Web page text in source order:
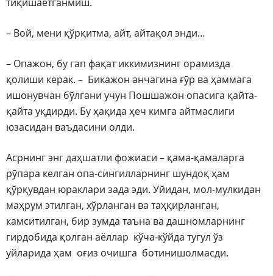
– Вой, мени қўрқитма, айт, айтақол энди…
– Опажон, бу гап фақат иккимизнинг орамизда
қолиши керак. – Бикажон анчагина ғўр ва ҳаммага
ишонувчан бўлгани учун Пошшажон опасига қайта-
қайта уқдирди. Бу ҳақида ҳеч кимга айтмаслиги
юзасидан ваъдасини олди.
Асрнинг энг даҳшатли фожиаси – қама-қамаларга
рўпара келган опа-сингилларнинг шундоқ ҳам
қўрқувдан юраклари зада эди. Уйидан, мол-мулкидан
маҳрум этилган, хўрланган ва таҳқирланган,
камситилган, бир зумда таъна ва дашномларнинг
гирдобида қолган аёллар кўча-кўйда тугул ўз
уйларида ҳам оғиз очишга ботинишолмасди.